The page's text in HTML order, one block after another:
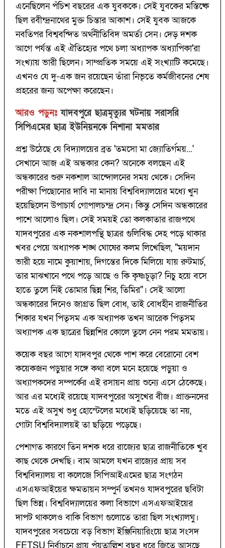
এনেছিলেন পঁচিশ বছরের এক যুবককে। সেই যুবকের মস্তিষ্কে
ছিল রবীন্দ্রনাথের মুক্ত চিন্তার আকাশ। সেই যুবক আজকে
নবতিপর বিশ্ববন্দিত অর্থনীতিবিদ অমর্ত্য সেন। দেড় দশক
আগে পর্যন্ত এই ঐতিহ্যের পথে চলা অধ্যাপক অধ্যাপিকা'রা
সংখ্যায় ভারী ছিলেন। সাম্প্রতিক সময়ে এই সংখ্যাটি কমেছে।
এখনও যে দু-এক জন রয়েছেন তাঁরা নিভৃতে কর্মজীবনের শেষ
প্রহরের জন্য অপেক্ষা করেছেন।
আরও পড়ুনঃ যাদবপুরে ছাত্রমৃত্যুর ঘটনায় সরাসরি
সিপিএমের ছাত্র ইউনিয়নকে নিশানা মমতার
প্রশ্ন উঠেছে যে বিদ্যালয়ের ব্রত 'তমসো মা জ্যোতির্গময়...'
সেখানে আজ এই অন্ধকার কেন? অনেকে বলছেন এই
অন্ধকারের শুরু নকশাল আন্দোলনের সময় থেকে। সেদিন
পরীক্ষা পিছোনোর দাবি না মানায় বিশ্ববিদ্যালয়ের মধ্যে খুন
হয়েছিলেন উপাচার্য গোপালচন্দ্র সেন। কিন্তু সেদিন অন্ধকারের
পাশে আলোও ছিল। সেই সময়ই তো কলকাতার রাজপথে
যাদবপুরের এক নকশালপন্থি ছাত্রর গুলিবিদ্ধ দেহ পড়ে থাকার
খবর পেয়ে অধ্যাপক শঙ্খ ঘোষের কলম লিখেছিল, "ময়দান
ভারী হয়ে নামে কুয়াশায়, দিগন্তের দিকে মিলিয়ে যায় রুটমার্চ,
তার মাঝখানে পথে পড়ে আছে ও কি কৃষ্ণচূড়া? নিচু হয়ে বসে
হাতে তুলে নিই তোমার ছিন্ন শির, তিমির"। সেই আলো
অন্ধকারের দিনেও জাগ্ৰত ছিল বোধ, তাই বোধহীন রাজনীতির
শিকার যখন পিতৃসম এক অধ্যাপক তখন আরেক পিতৃসম
অধ্যাপক এক ছাত্রের ছিন্নশির কোলে তুলে নেন পরম মমতায়।
কয়েক বছর আগে যাদবপুর থেকে পাশ করে বেরোনো বেশ
কয়েকজন পড়ুয়ার সঙ্গে কথা বলে মনে হয়েছে পড়ুয়া ও
অধ্যাপকদের সম্পর্কের এই রসায়ন প্রায় শুন্যে এসে ঠেকেছে।
আর এর মধ্যেই রয়েছে যাদবপুরের অসুখের বীজ। প্রাক্তনদের
মতে এই অসুখ শুধু হোস্টেলের মধ্যেই ছড়িয়েছে তা নয়,
গোটা বিশ্ববিদ্যালয়ই তা ছড়িয়ে পড়েছে।
পেশাগত কারণে তিন দশক ধরে রাজ্যের ছাত্র রাজনীতিকে খুব
কাছ থেকে দেখছি। বাম আমলে যখন রাজ্যের প্রায় সব
বিশ্ববিদ্যালয় বা কলেজে সিপিআইএমের ছাত্র সংগঠন
এসএফআইয়ের ক্ষমতায়ন সম্পুর্ন তখনও যাদবপুরের ছবিটা
ছিল ভিন্ন। বিশ্ববিদ্যালয়ের কলা বিভাগে এসএফআইয়ের
দাপট থাকলেও বাকি বিভাগ গুলোতে তারা ছিল সংখ্যালঘু।
যাদবপুরের সবচেয়ে বড় বিভাগ ইঞ্জিনিয়ারিংয়ে ছাত্র সংসদ